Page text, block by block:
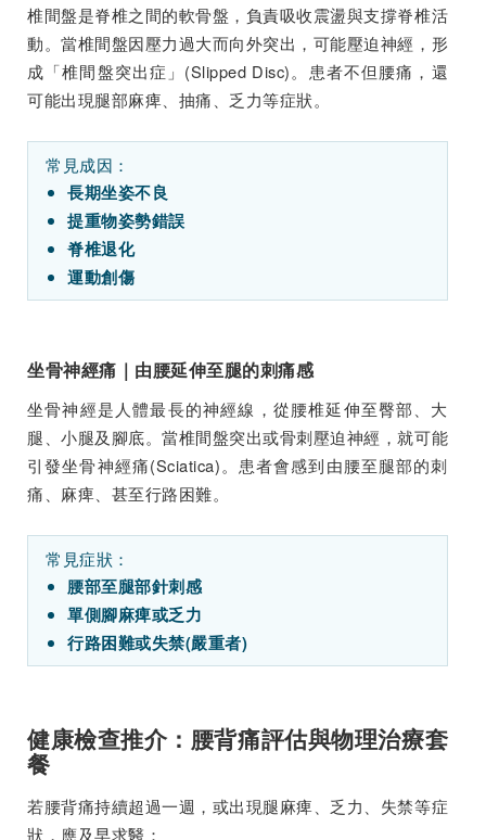
椎間盤是脊椎之間的軟骨盤，負責吸收震盪與支撐脊椎活
動。當椎間盤因壓力過大而向外突出，可能壓迫神經，形
成「椎間盤突出症」(Slipped Disc)。患者不但腰痛，還
可能出現腿部麻痺、抽痛、乏力等症狀。
常見成因：
長期坐姿不良
提重物姿勢錯誤
脊椎退化
運動創傷
坐骨神經痛｜由腰延伸至腿的刺痛感
坐骨神經是人體最長的神經線，從腰椎延伸至臀部、大
腿、小腿及腳底。當椎間盤突出或骨刺壓迫神經，就可能
引發坐骨神經痛(Sciatica)。患者會感到由腰至腿部的刺
痛、麻痺、甚至行路困難。
常見症狀：
腰部至腿部針刺感
單側腳麻痺或乏力
行路困難或失禁(嚴重者)
健康檢查推介：腰背痛評估與物理治療套
餐
若腰背痛持續超過一週，或出現腿麻痺、乏力、失禁等症
狀，應及早求醫：